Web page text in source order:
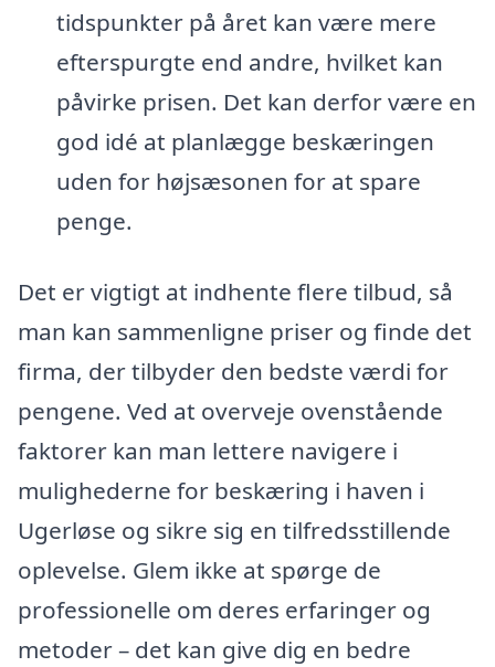
tidspunkter på året kan være mere
efterspurgte end andre, hvilket kan
påvirke prisen. Det kan derfor være en
god idé at planlægge beskæringen
uden for højsæsonen for at spare
penge.
Det er vigtigt at indhente flere tilbud, så
man kan sammenligne priser og finde det
firma, der tilbyder den bedste værdi for
pengene. Ved at overveje ovenstående
faktorer kan man lettere navigere i
mulighederne for beskæring i haven i
Ugerløse og sikre sig en tilfredsstillende
oplevelse. Glem ikke at spørge de
professionelle om deres erfaringer og
metoder – det kan give dig en bedre